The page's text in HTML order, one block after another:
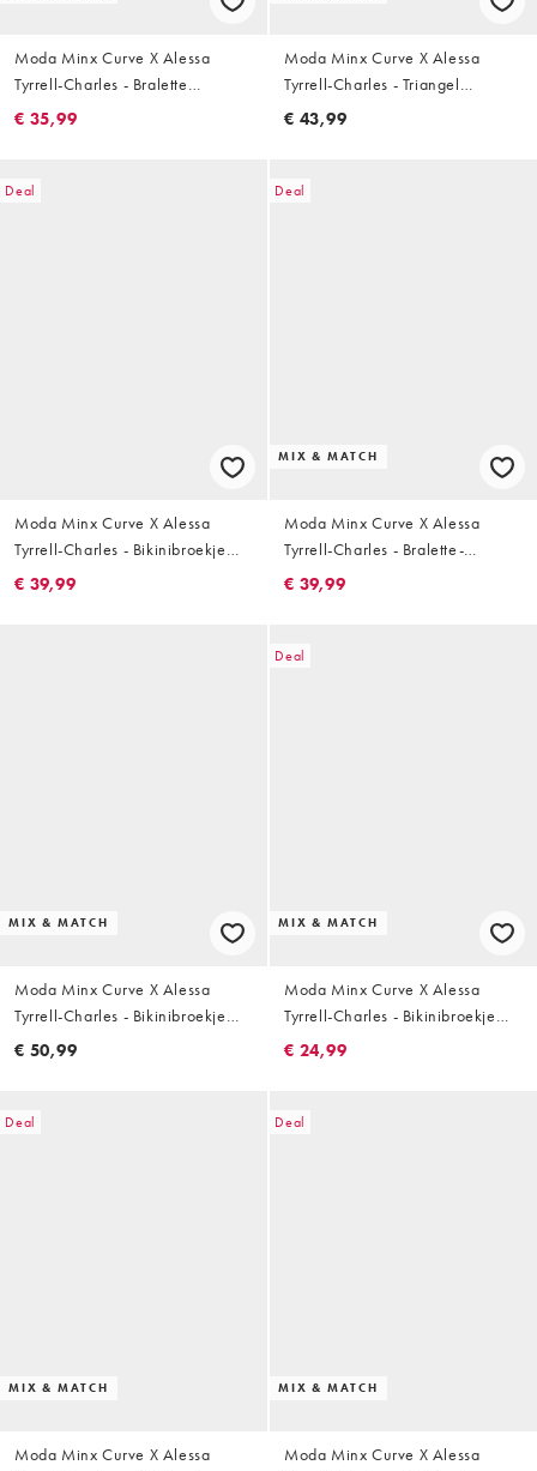
Moda Minx Curve X Alessa
Tyrrell-Charles - Bralette
bikinitopje met gesmolten
€ 35,99
Moda Minx Curve X Alessa
Tyrrell-Charles - Triangel
bikinitopje met gesmolten
€ 43,99
Deal
Moda Minx Curve X Alessa
Tyrrell-Charles - Bikinibroekje
met hoge taille en ringdetail in
€ 39,99
Deal
MIX & MATCH
Moda Minx Curve X Alessa
Tyrrell-Charles - Bralette-
bikinitopje met glitter in taupe
€ 39,99
MIX & MATCH
Moda Minx Curve X Alessa
Tyrrell-Charles - Bikinibroekje
met hoge taille en hardware-
€ 50,99
Deal
MIX & MATCH
Moda Minx Curve X Alessa
Tyrrell-Charles - Bikinibroekje
met overslag en glitter in zwart
€ 24,99
Deal
MIX & MATCH
Moda Minx Curve X Alessa
Deal
MIX & MATCH
Moda Minx Curve X Alessa